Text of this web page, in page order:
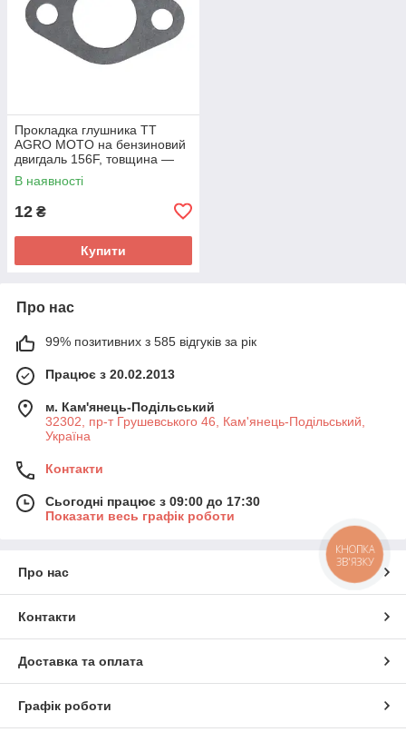
Прокладка глушника TT
AGRO MOTO на бензиновий
двигдаль 156F, товщина —
0,5 мм
В наявності
12 ₴
Купити
Про нас
99% позитивних з 585 відгуків за рік
Працює з 20.02.2013
м. Кам'янець-Подільський
32302, пр-т Грушевського 46, Кам'янець-Подільський,
Україна
Контакти
Сьогодні працює з 09:00 до 17:30
Показати весь графік роботи
Про нас
Контакти
Доставка та оплата
Графік роботи
КНОПКА
ЗВ'ЯЗКУ